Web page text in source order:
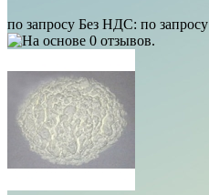
по запросу Без НДС: по запросу